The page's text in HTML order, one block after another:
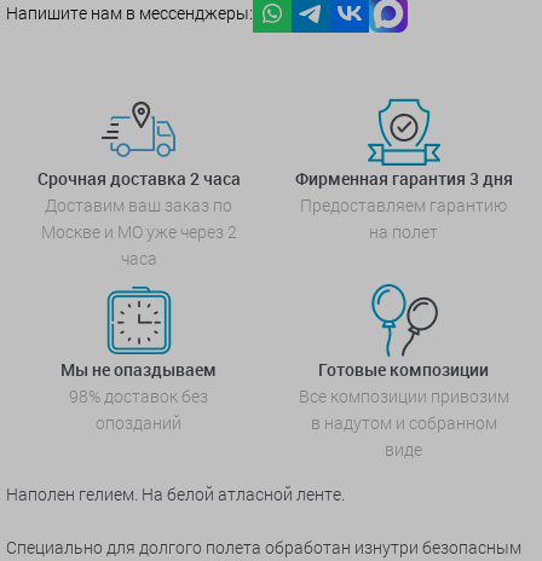
Напишите нам в мессенджеры:
Срочная доставка 2 часа
Доставим ваш заказ по
Москве и МО уже через 2
часа
Фирменная гарантия 3 дня
Предоставляем гарантию
на полет
Мы не опаздываем
98% доставок без
опозданий
Готовые композиции
Все композиции привозим
в надутом и собранном
виде
Наполен гелием. На белой атласной ленте.
Специально для долгого полета обработан изнутри безопасным